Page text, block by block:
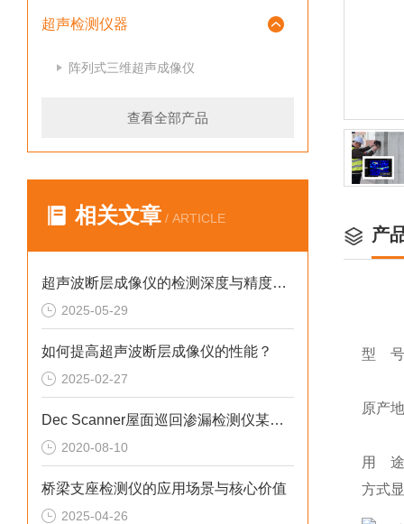
超声检测仪器
阵列式三维超声成像仪
查看全部产品
相关文章 / ARTICLE
超声波断层成像仪的检测深度与精度如何平衡？
2025-05-29
如何提高超声波断层成像仪的性能？
2025-02-27
Dec Scanner屋面巡回渗漏检测仪某加固公司仪器交货培训工作
2020-08-10
桥梁支座检测仪的应用场景与核心价值
2025-04-26
产
型 号
原产
用 途
方式